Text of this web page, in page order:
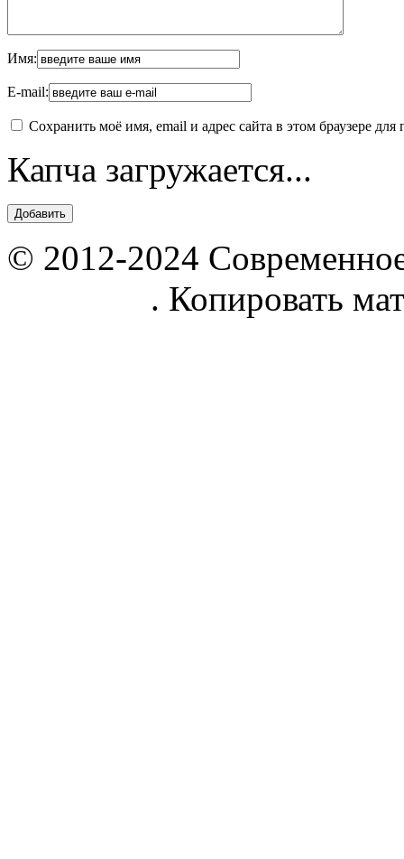
Имя:
E-mail:
Сохранить моё имя, email и адрес сайта в этом браузере
Капча загружается...
© 2012-2024
. Копировать